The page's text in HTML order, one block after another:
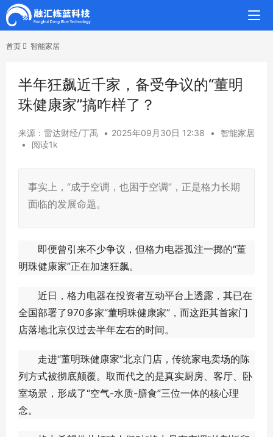
首页 智能家居
半年狂飙近千家，备受争议的“董明
珠健康家”搞咋样了？
来源：雷达财经/丁禹 • 2025年09月30日 12:38 •
智能家居
•
阅读1k
事实上，“成于空调，也困于空调”，正是格力长期
面临的发展命题。
即便曾引来不少争议，但格力电器孤注一掷的“董
明珠健康家”正在加速狂飙。
近日，格力电器在投资者互动平台上透露，其已在
全国部署了970多家“董明珠健康家”，而这距其首家门
店落地北京仅过去半年左右的时间。
走进“董明珠健康家”北京门店，传统家电卖场的陈
列方式被彻底颠覆。取而代之的是真实厨房、客厅、卧
室场景，形成了“空气-水质-膳食”三位一体的核心理
念。